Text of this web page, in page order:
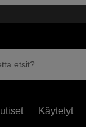
etsit?
Käytetyt